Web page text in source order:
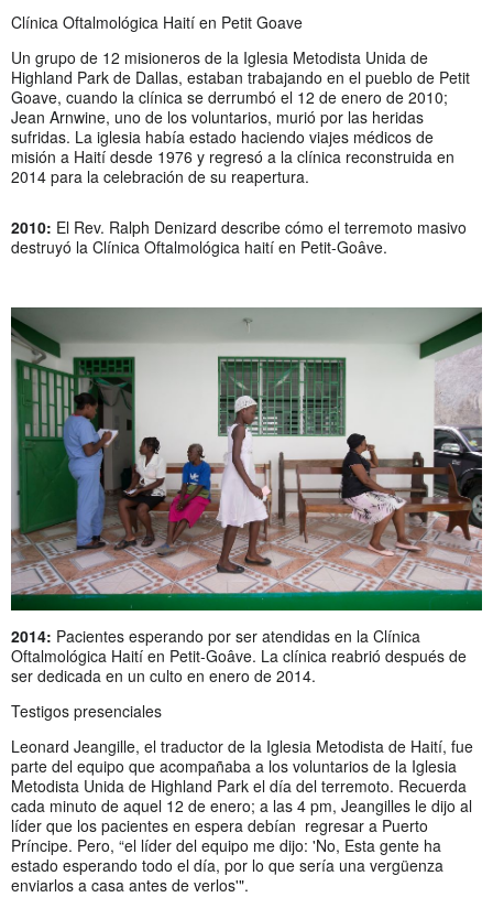
Clínica Oftalmológica Haití en Petit Goave
Un grupo de 12 misioneros de la Iglesia Metodista Unida de
Highland Park de Dallas, estaban trabajando en el pueblo de Petit
Goave, cuando la clínica se derrumbó el 12 de enero de 2010;
Jean Arnwine, uno de los voluntarios, murió por las heridas
sufridas. La iglesia había estado haciendo viajes médicos de
misión a Haití desde 1976 y regresó a la clínica reconstruida en
2014 para la celebración de su reapertura.
2010: El Rev. Ralph Denizard describe cómo el terremoto masivo
destruyó la Clínica Oftalmológica haití en Petit-Goâve.
2014: Pacientes esperando por ser atendidas en la Clínica
Oftalmológica Haití en Petit-Goâve. La clínica reabrió después de
ser dedicada en un culto en enero de 2014.
Testigos presenciales
Leonard Jeangille, el traductor de la Iglesia Metodista de Haití, fue
parte del equipo que acompañaba a los voluntarios de la Iglesia
Metodista Unida de Highland Park el día del terremoto. Recuerda
cada minuto de aquel 12 de enero; a las 4 pm, Jeangilles le dijo al
líder que los pacientes en espera debían regresar a Puerto
Príncipe. Pero, “el líder del equipo me dijo: 'No, Esta gente ha
estado esperando todo el día, por lo que sería una vergüenza
enviarlos a casa antes de verlos'".